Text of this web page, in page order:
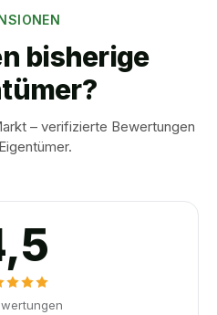
bisherige
– verifizierte Bewertungen